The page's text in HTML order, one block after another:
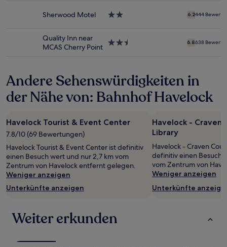
zusätzliche
Sherwood Motel
2.0-
6.2444
Quality Inn near
MCAS Cherry Point 2.5-
6.8638
Andere Sehenswürdigkeiten in
der Nähe von: Bahnhof Havelock
Havelock Tourist & Event Center
7.8/10 (69 Bewertungen)
Havelock Tourist & Event Center ist definitiv
einen Besuch wert und nur 2,7 km vom
Zentrum von Havelock entfernt gelegen.
Weniger anzeigen
Unterkünfte anzeigen
Havelock - Craven
Library
Havelock - Craven
definitiv einen Besuch
vom Zentrum von
Weniger anzeigen
Unterkünfte
Weiter erkunden